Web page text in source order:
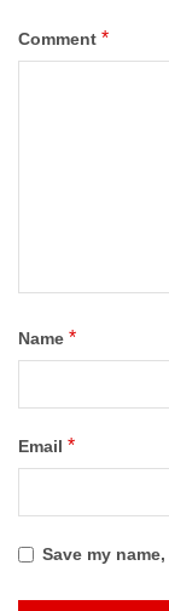
Comment *
Name *
Email *
Save my